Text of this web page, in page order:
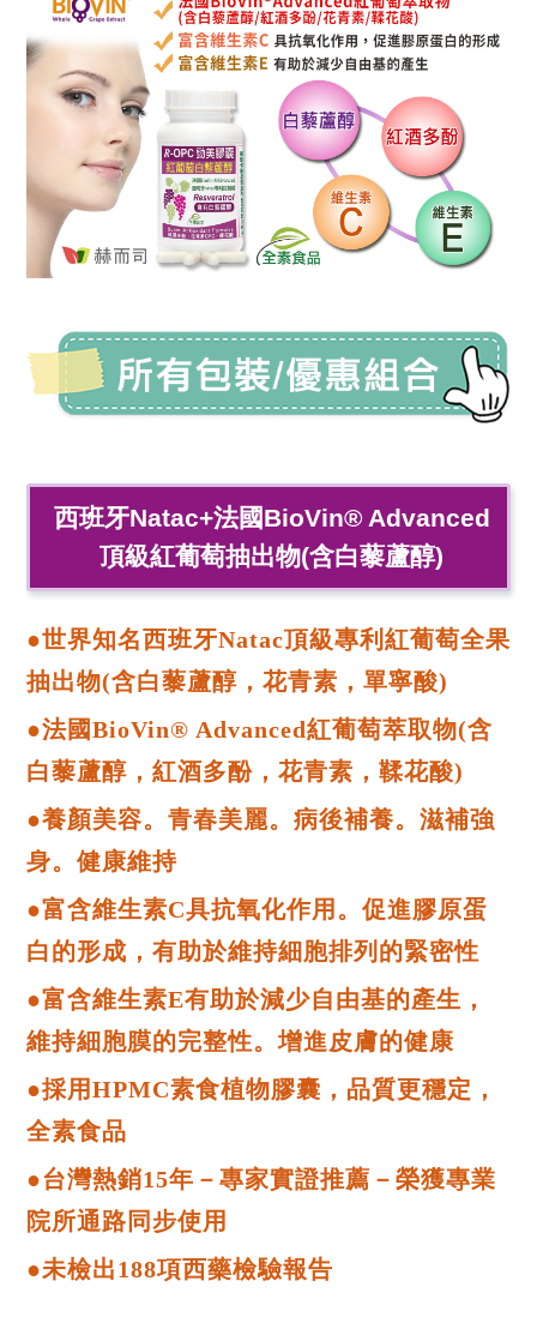
西班牙Natac+法國BioVin® Advanced
頂級紅葡萄抽出物(含白藜蘆醇)
●世界知名西班牙Natac頂級專利紅葡萄全果
抽出物(含白藜蘆醇，花青素，單寧酸)
●法國BioVin® Advanced紅葡萄萃取物(含
白藜蘆醇，紅酒多酚，花青素，鞣花酸)
●養顏美容。青春美麗。病後補養。滋補強
身。健康維持
●富含維生素C具抗氧化作用。促進膠原蛋
白的形成，有助於維持細胞排列的緊密性
●富含維生素E有助於減少自由基的產生，
維持細胞膜的完整性。增進皮膚的健康
●採用HPMC素食植物膠囊，品質更穩定，
全素食品
●台灣熱銷15年－專家實證推薦－榮獲專業
院所通路同步使用
●未檢出188項西藥檢驗報告